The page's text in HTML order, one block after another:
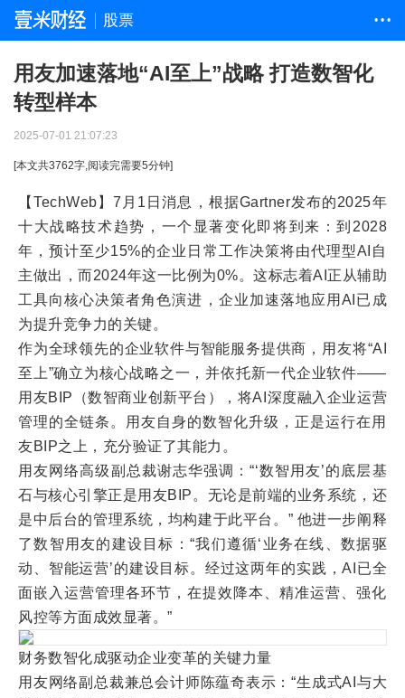
股票 • • •
用友加速落地“AI至上”战略 打造数智化
转型样本
2025-07-01 21:07:23
[本文共3762字,阅读完需要5分钟]
【TechWeb】7月1日消息，根据Gartner发布的2025年
十大战略技术趋势，一个显著变化即将到来：到2028
年，预计至少15%的企业日常工作决策将由代理型AI自
主做出，而2024年这一比例为0%。这标志着AI正从辅助
工具向核心决策者角色演进，企业加速落地应用AI已成
为提升竞争力的关键。
作为全球领先的企业软件与智能服务提供商，用友将“AI
至上”确立为核心战略之一，并依托新一代企业软件——
用友BIP（数智商业创新平台），将AI深度融入企业运营
管理的全链条。用友自身的数智化升级，正是运行在用
友BIP之上，充分验证了其能力。
用友网络高级副总裁谢志华强调：“‘数智用友’的底层基
石与核心引擎正是用友BIP。无论是前端的业务系统，还
是中后台的管理系统，均构建于此平台。” 他进一步阐释
了数智用友的建设目标：“我们遵循‘业务在线、数据驱
动、智能运营’的建设目标。经过这两年的实践，AI已全
面嵌入运营管理各环节，在提效降本、精准运营、强化
风控等方面成效显著。”
财务数智化成驱动企业变革的关键力量
用友网络副总裁兼总会计师陈蕴奇表示：“生成式AI与大